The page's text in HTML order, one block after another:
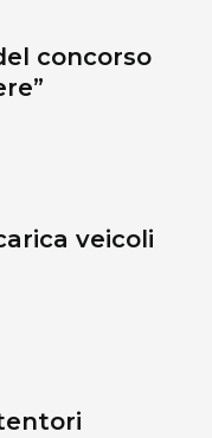
concorso
veicoli